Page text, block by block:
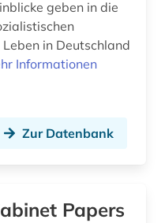
(1)
geben in die
in Deutschland
Informationen
Zur Datenbank
Papers